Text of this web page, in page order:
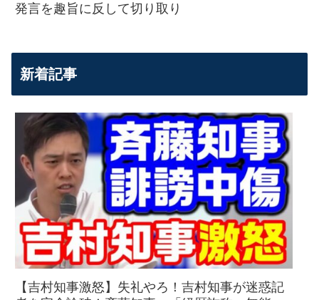
発言を趣旨に反して切り取り
新着記事
【吉村知事激怒】失礼やろ！吉村知事が迷惑記